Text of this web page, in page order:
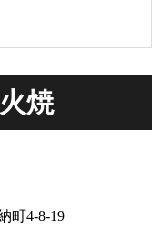
焼
町4-8-19